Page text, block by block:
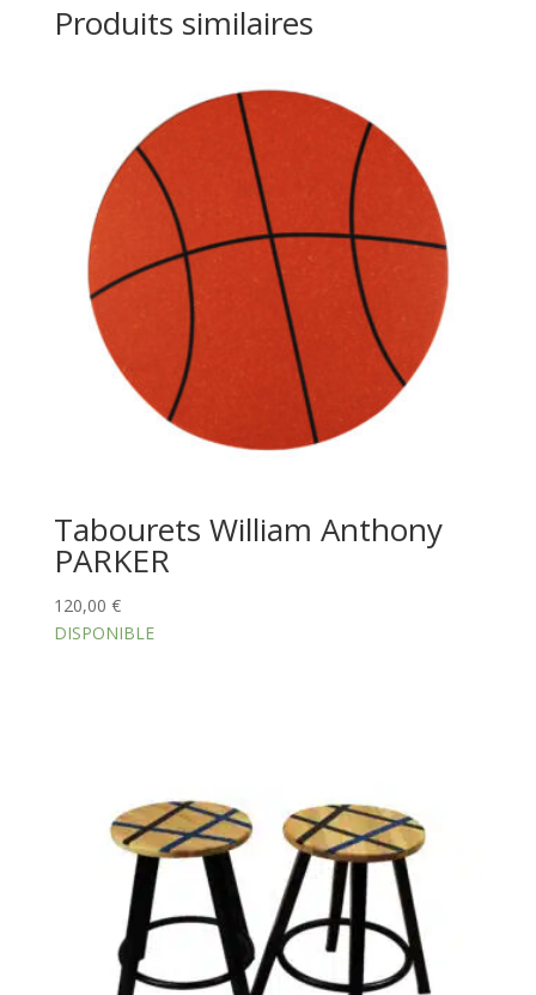
Produits similaires
Tabourets William Anthony
PARKER
120,00 €
DISPONIBLE